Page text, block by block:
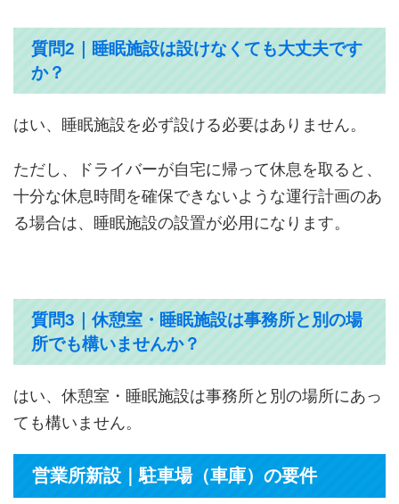
質問2｜睡眠施設は設けなくても大丈夫です
か？
はい、睡眠施設を必ず設ける必要はありません。
ただし、ドライバーが自宅に帰って休息を取ると、
十分な休息時間を確保できないような運行計画のあ
る場合は、睡眠施設の設置が必用になります。
質問3｜休憩室・睡眠施設は事務所と別の場
所でも構いませんか？
はい、休憩室・睡眠施設は事務所と別の場所にあっ
ても構いません。
営業所新設｜駐車場（車庫）の要件